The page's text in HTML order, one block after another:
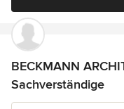
BECKMANN
Sachverständige